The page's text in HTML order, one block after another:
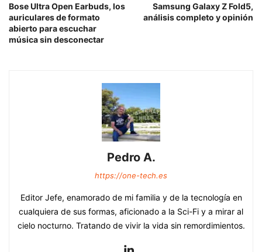
Bose Ultra Open Earbuds, los
auriculares de formato
abierto para escuchar
música sin desconectar
Samsung Galaxy Z Fold5,
análisis completo y opinión
Pedro A.
https://one-tech.es
Editor Jefe, enamorado de mi familia y de la tecnología en
cualquiera de sus formas, aficionado a la Sci-Fi y a mirar al
cielo nocturno. Tratando de vivir la vida sin remordimientos.